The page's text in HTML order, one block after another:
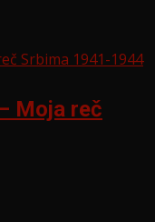
Moja reč